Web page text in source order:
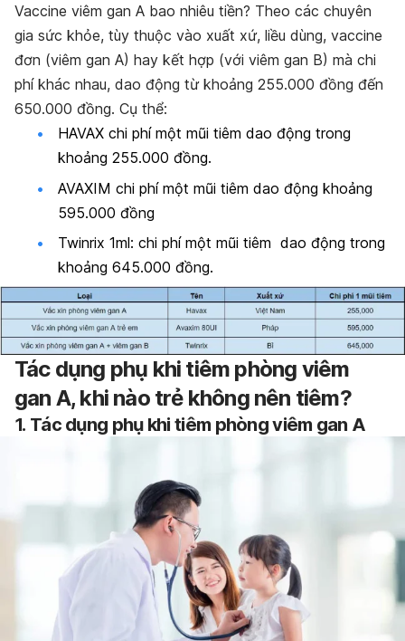
Vaccine viêm gan A bao nhiêu tiền? Theo các chuyên
gia sức khỏe, tùy thuộc vào xuất xứ, liều dùng, vaccine
đơn (viêm gan A) hay kết hợp (với viêm gan B) mà chi
phí khác nhau, dao động từ khoảng 255.000 đồng đến
650.000 đồng. Cụ thể:
HAVAX chi phí một mũi tiêm dao động trong
khoảng 255.000 đồng.
AVAXIM chi phí một mũi tiêm dao động khoảng
595.000 đồng
Twinrix 1ml: chi phí một mũi tiêm dao động trong
khoảng 645.000 đồng.
Tác dụng phụ khi tiêm phòng viêm
gan A, khi nào trẻ không nên tiêm?
1. Tác dụng phụ khi tiêm phòng viêm gan A